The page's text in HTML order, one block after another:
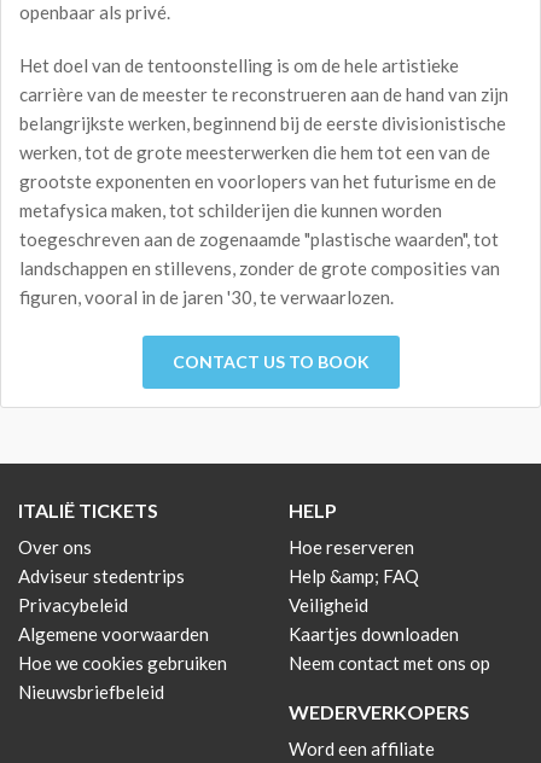
openbaar als privé.
Het doel van de tentoonstelling is om de hele artistieke
carrière van de meester te reconstrueren aan de hand van zijn
belangrijkste werken, beginnend bij de eerste divisionistische
werken, tot de grote meesterwerken die hem tot een van de
grootste exponenten en voorlopers van het futurisme en de
metafysica maken, tot schilderijen die kunnen worden
toegeschreven aan de zogenaamde "plastische waarden", tot
landschappen en stillevens, zonder de grote composities van
figuren, vooral in de jaren '30, te verwaarlozen.
CONTACT US TO BOOK
ITALIË TICKETS
Over ons
Adviseur stedentrips
Privacybeleid
Algemene voorwaarden
Hoe we cookies gebruiken
Nieuwsbriefbeleid
HELP
Hoe reserveren
Help &amp; FAQ
Veiligheid
Kaartjes downloaden
Neem contact met ons op
WEDERVERKOPERS
Word een affiliate